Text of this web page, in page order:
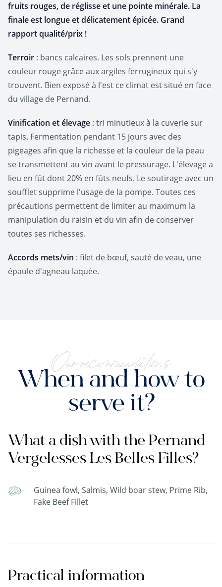
fruits rouges, de réglisse et une pointe minérale. La
finale est longue et délicatement épicée. Grand
rapport qualité/prix !
Terroir : bancs calcaires. Les sols prennent une
couleur rouge grâce aux argiles ferrugineux qui s'y
trouvent. Bien exposé à l'est ce climat est situé en face
du village de Pernand.
Vinification et élevage : tri minutieux à la cuverie sur
tapis. Fermentation pendant 15 jours avec des
pigeages afin que la richesse et la couleur de la peau
se transmettent au vin avant le pressurage. L'élevage a
lieu en fût dont 20% en fûts neufs. Le soutirage avec un
soufflet supprime l'usage de la pompe. Toutes ces
précautions permettent de limiter au maximum la
manipulation du raisin et du vin afin de conserver
toutes ses richesses.
Accords mets/vin : filet de bœuf, sauté de veau, une
épaule d'agneau laquée.
Our recommendations
When and how to
serve it?
What a dish with the Pernand
Vergelesses Les Belles Filles?
Guinea fowl, Salmis, Wild boar stew, Prime Rib,
Fake Beef Fillet
Practical information